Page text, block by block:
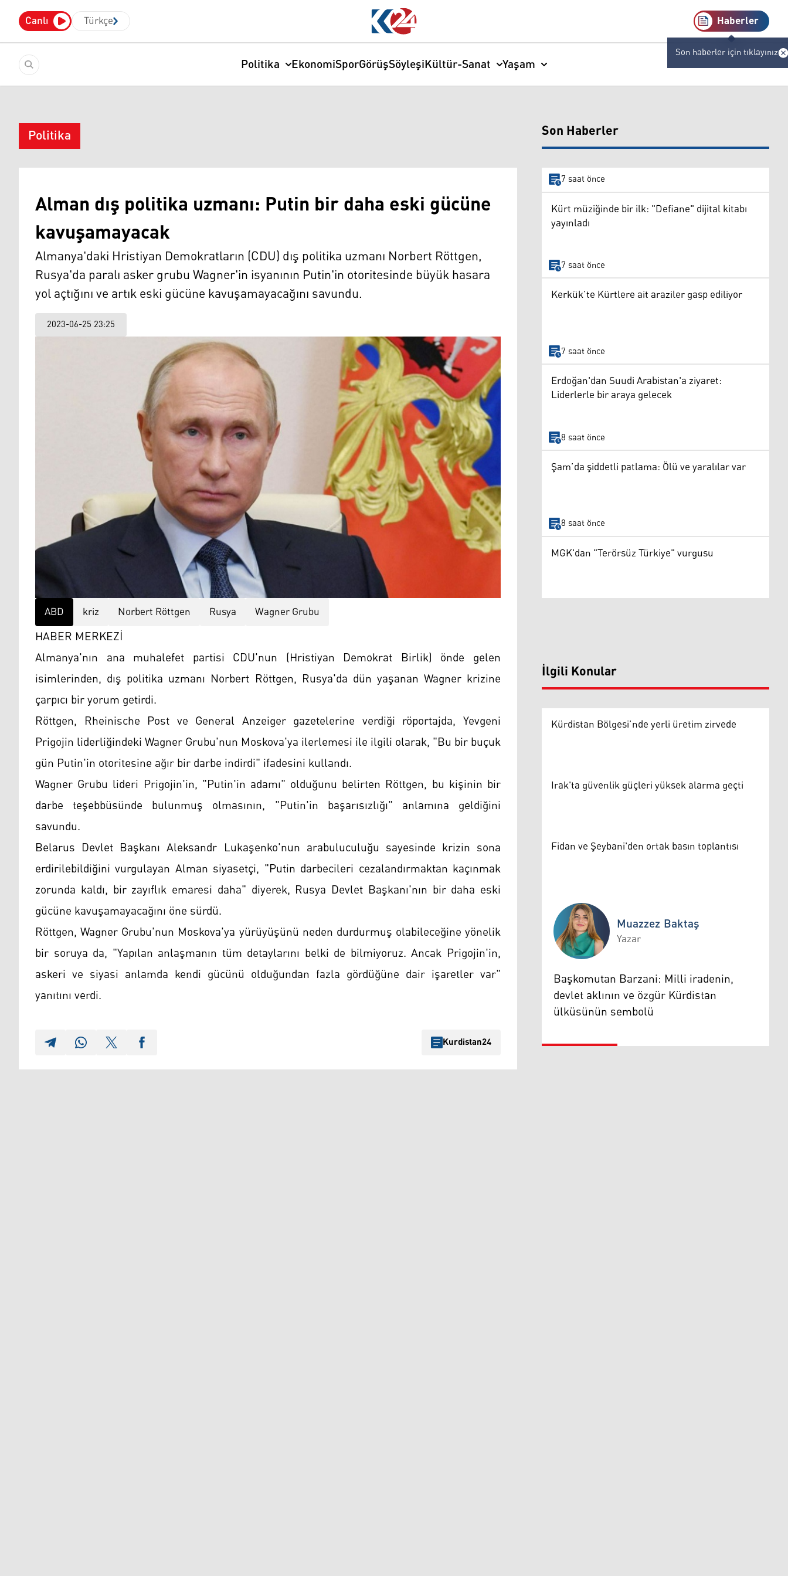
Canlı Türkçe Haberler
Son haberler için tıklayınız
Politika EkonomiSporGörüşSöyleşiKültür-Sanat Yaşam
Politika
Alman dış politika uzmanı: Putin bir daha eski gücüne
kavuşamayacak
Almanya'daki Hristiyan Demokratların (CDU) dış politika uzmanı Norbert Röttgen,
Rusya'da paralı asker grubu Wagner'in isyanının Putin'in otoritesinde büyük hasara
yol açtığını ve artık eski gücüne kavuşamayacağını savundu.
2023-06-25 23:25
ABD kriz Norbert Röttgen Rusya Wagner Grubu
HABER MERKEZİ
Almanya'nın ana muhalefet partisi CDU'nun (Hristiyan Demokrat Birlik) önde gelen
isimlerinden, dış politika uzmanı Norbert Röttgen, Rusya'da dün yaşanan Wagner krizine
çarpıcı bir yorum getirdi.
Röttgen, Rheinische Post ve General Anzeiger gazetelerine verdiği röportajda, Yevgeni
Prigojin liderliğindeki Wagner Grubu'nun Moskova'ya ilerlemesi ile ilgili olarak, "Bu bir buçuk
gün Putin'in otoritesine ağır bir darbe indirdi" ifadesini kullandı.
Wagner Grubu lideri Prigojin'in, "Putin'in adamı" olduğunu belirten Röttgen, bu kişinin bir
darbe teşebbüsünde bulunmuş olmasının, "Putin'in başarısızlığı" anlamına geldiğini
savundu.
Belarus Devlet Başkanı Aleksandr Lukaşenko'nun arabuluculuğu sayesinde krizin sona
erdirilebildiğini vurgulayan Alman siyasetçi, "Putin darbecileri cezalandırmaktan kaçınmak
zorunda kaldı, bir zayıflık emaresi daha" diyerek, Rusya Devlet Başkanı'nın bir daha eski
gücüne kavuşamayacağını öne sürdü.
Röttgen, Wagner Grubu'nun Moskova'ya yürüyüşünü neden durdurmuş olabileceğine yönelik
bir soruya da, "Yapılan anlaşmanın tüm detaylarını belki de bilmiyoruz. Ancak Prigojin'in,
askeri ve siyasi anlamda kendi gücünü olduğundan fazla gördüğüne dair işaretler var"
yanıtını verdi.
Kurdistan24
Son Haberler
7 saat önce
Kürt müziğinde bir ilk: "Defiane" dijital kitabı
yayınladı
7 saat önce
Kerkük’te Kürtlere ait araziler gasp ediliyor
7 saat önce
Erdoğan'dan Suudi Arabistan'a ziyaret:
Liderlerle bir araya gelecek
8 saat önce
Şam’da şiddetli patlama: Ölü ve yaralılar var
8 saat önce
MGK'dan "Terörsüz Türkiye" vurgusu
İlgili Konular
Kürdistan Bölgesi’nde yerli üretim zirvede
Irak'ta güvenlik güçleri yüksek alarma geçti
Fidan ve Şeybani'den ortak basın toplantısı
Muazzez Baktaş
Muazzez Baktaş
Yazar
Başkomutan Barzani: Milli iradenin,
devlet aklının ve özgür Kürdistan
ülküsünün sembolü